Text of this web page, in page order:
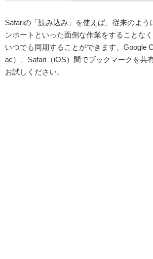
Safariの「読み込み」を使えば、従来のよう
ンポートといった面倒な作業をすることな
いつでも同期することができます。Google
ac）、Safari（iOS）間でブックマークを共
お試しください。